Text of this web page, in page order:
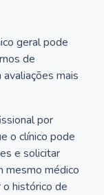
geral pode
de
mais
por
o clínico pode
e solicitar
mesmo médico
o histórico de